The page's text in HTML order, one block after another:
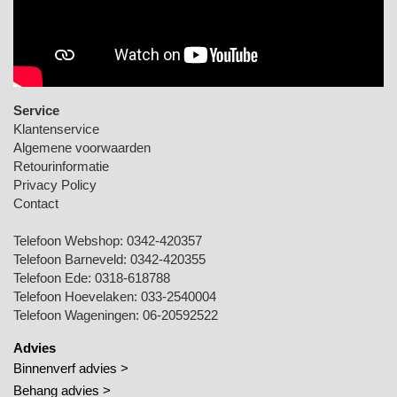
Service
Klantenservice
Algemene voorwaarden
Retourinformatie
Privacy Policy
Contact
Telefoon Webshop: 0342-420357
Telefoon Barneveld: 0342-420355
Telefoon Ede: 0318-618788
Telefoon Hoevelaken: 033-2540004
Telefoon Wageningen: 06-20592522
Advies
Binnenverf advies >
Behang advies >